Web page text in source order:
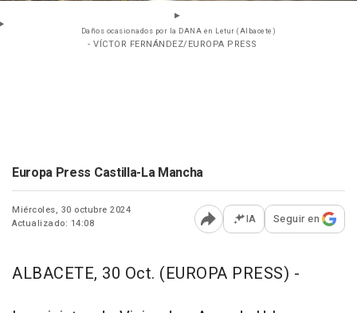
Daños ocasionados por la DANA en Letur (Albacete)
- VÍCTOR FERNÁNDEZ/EUROPA PRESS
Europa Press Castilla-La Mancha
Miércoles, 30 octubre 2024
Actualizado: 14:08
Abrir opciones para
IA Seguir en
ALBACETE, 30 Oct. (EUROPA PRESS) -